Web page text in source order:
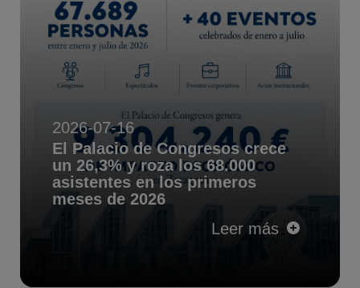
2026-07-16
El Palacio de Congresos crece
un 26,3% y roza los 68.000
asistentes en los primeros
meses de 2026
Leer más